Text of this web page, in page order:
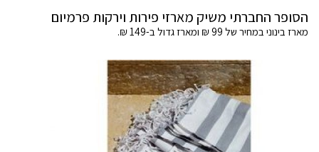
הסופר החברתי משיק מארזי פירות וירקות פרמיום
מארז בינוני במחיר של 99 ₪ ומארז גדול ב-149 ₪.